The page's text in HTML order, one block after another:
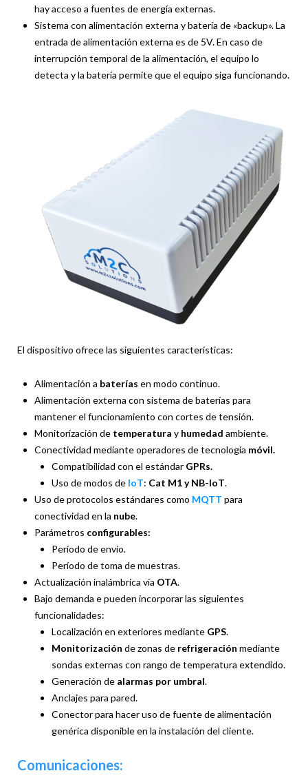
hay acceso a fuentes de energía externas.
Sistema con alimentación externa y batería de «backup». La
entrada de alimentación externa es de 5V. En caso de
interrupción temporal de la alimentación, el equipo lo
detecta y la batería permite que el equipo siga funcionando.
El dispositivo ofrece las siguientes características:
Alimentación a baterías en modo continuo.
Alimentación externa con sistema de baterías para
mantener el funcionamiento con cortes de tensión.
Monitorización de temperatura y humedad ambiente.
Conectividad mediante operadores de tecnología móvil.
Compatibilidad con el estándar GPRs.
Uso de modos de IoT: Cat M1 y NB-IoT.
Uso de protocolos estándares como MQTT para
conectividad en la nube.
Parámetros configurables:
Período de envío.
Período de toma de muestras.
Actualización inalámbrica vía OTA.
Bajo demanda e pueden incorporar las siguientes
funcionalidades:
Localización en exteriores mediante GPS.
Monitorización de zonas de refrigeración mediante
sondas externas con rango de temperatura extendido.
Generación de alarmas por umbral.
Anclajes para pared.
Conector para hacer uso de fuente de alimentación
genérica disponible en la instalación del cliente.
Comunicaciones: